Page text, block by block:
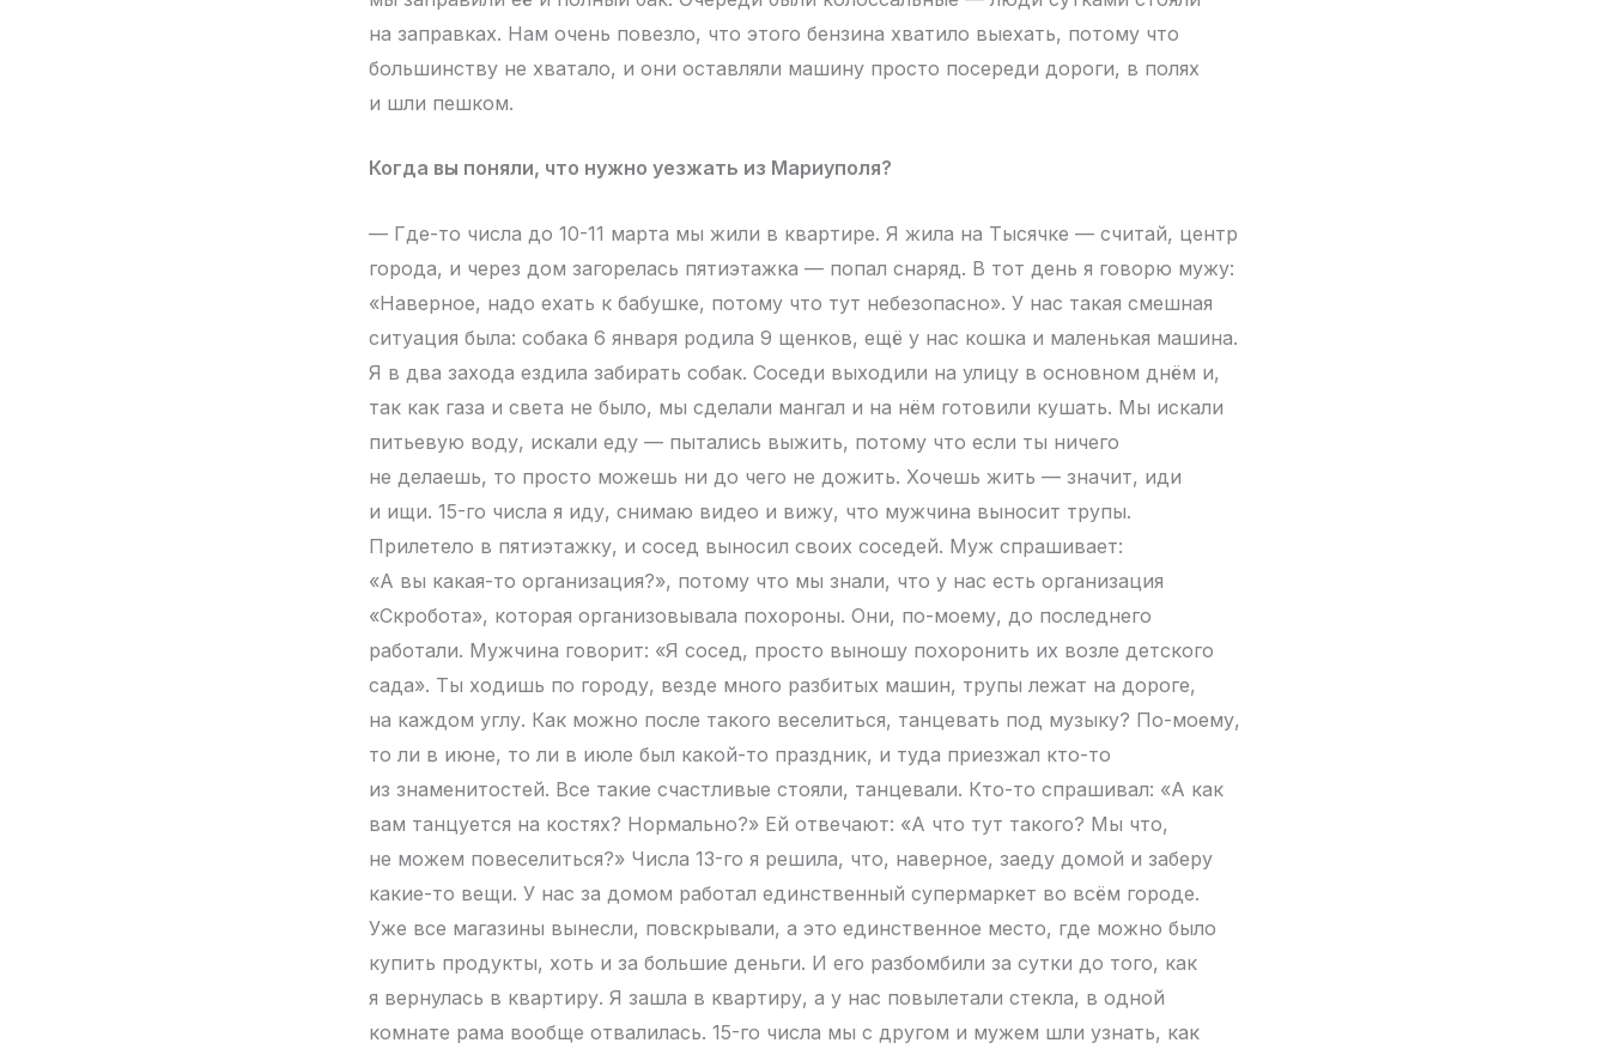
на заправках. Нам очень повезло, что этого бензина хватило выехать, потому что
большинству не хватало, и они оставляли машину просто посереди дороги, в полях
и шли пешком.
Когда вы поняли, что нужно уезжать из Мариуполя?
— Где-то числа до 10-11 марта мы жили в квартире. Я жила на Тысячке — считай, центр
города, и через дом загорелась пятиэтажка — попал снаряд. В тот день я говорю мужу:
«Наверное, надо ехать к бабушке, потому что тут небезопасно». У нас такая смешная
ситуация была: собака 6 января родила 9 щенков, ещё у нас кошка и маленькая машина.
Я в два захода ездила забирать собак. Соседи выходили на улицу в основном днём и,
так как газа и света не было, мы сделали мангал и на нём готовили кушать. Мы искали
питьевую воду, искали еду — пытались выжить, потому что если ты ничего
не делаешь, то просто можешь ни до чего не дожить. Хочешь жить — значит, иди
и ищи. 15-го числа я иду, снимаю видео и вижу, что мужчина выносит трупы.
Прилетело в пятиэтажку, и сосед выносил своих соседей. Муж спрашивает:
«А вы какая-то организация?», потому что мы знали, что у нас есть организация
«Скробота», которая организовывала похороны. Они, по-моему, до последнего
работали. Мужчина говорит: «Я сосед, просто выношу похоронить их возле детского
сада». Ты ходишь по городу, везде много разбитых машин, трупы лежат на дороге,
на каждом углу. Как можно после такого веселиться, танцевать под музыку? По-моему,
то ли в июне, то ли в июле был какой-то праздник, и туда приезжал кто-то
из знаменитостей. Все такие счастливые стояли, танцевали. Кто-то спрашивал: «А как
вам танцуется на костях? Нормально?» Ей отвечают: «А что тут такого? Мы что,
не можем повеселиться?» Числа 13-го я решила, что, наверное, заеду домой и заберу
какие-то вещи. У нас за домом работал единственный супермаркет во всём городе.
Уже все магазины вынесли, повскрывали, а это единственное место, где можно было
купить продукты, хоть и за большие деньги. И его разбомбили за сутки до того, как
я вернулась в квартиру. Я зашла в квартиру, а у нас повылетали стекла, в одной
комнате рама вообще отвалилась. 15-го числа мы с другом и мужем шли узнать, как